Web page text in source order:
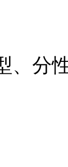
、分